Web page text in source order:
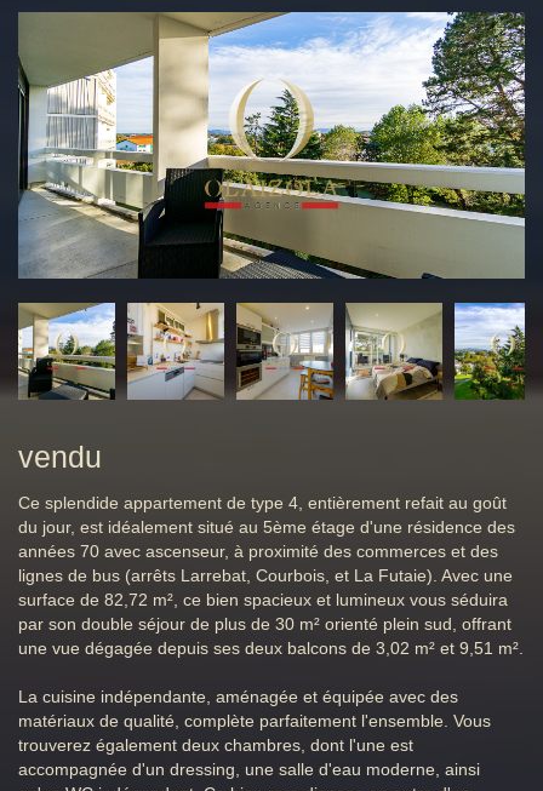
vendu
Ce splendide appartement de type 4, entièrement refait au goût
du jour, est idéalement situé au 5ème étage d'une résidence des
années 70 avec ascenseur, à proximité des commerces et des
lignes de bus (arrêts Larrebat, Courbois, et La Futaie). Avec une
surface de 82,72 m², ce bien spacieux et lumineux vous séduira
par son double séjour de plus de 30 m² orienté plein sud, offrant
une vue dégagée depuis ses deux balcons de 3,02 m² et 9,51 m².
La cuisine indépendante, aménagée et équipée avec des
matériaux de qualité, complète parfaitement l'ensemble. Vous
trouverez également deux chambres, dont l'une est
accompagnée d'un dressing, une salle d'eau moderne, ainsi